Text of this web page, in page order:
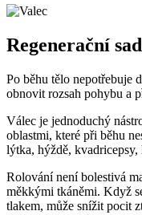
Regenerační
Po běhu tělo nepotřebuje
obnovit rozsah pohybu a
Válec je jednoduchý
oblastmi, které při běhu
lýtka, hýždě, kvadricepsy,
Rolování není bolestivá
měkkými tkáněmi. Když
tlakem, může snížit pocit